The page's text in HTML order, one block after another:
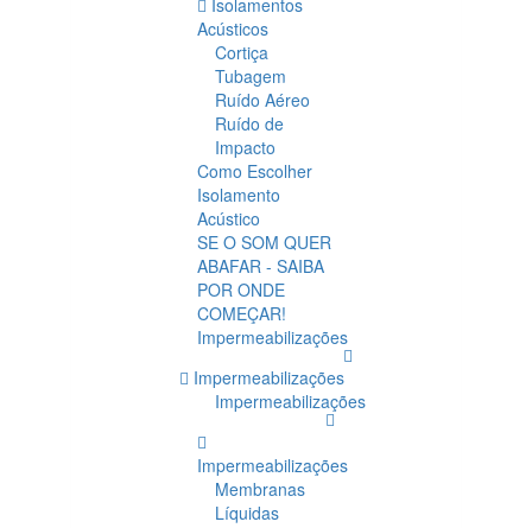
Isolamentos
Acústicos
Cortiça
Tubagem
Ruído Aéreo
Ruído de
Impacto
Como Escolher
Isolamento
Acústico
SE O SOM QUER
ABAFAR - SAIBA
POR ONDE
COMEÇAR!
Impermeabilizações
Impermeabilizações
Impermeabilizações
Impermeabilizações
Membranas
Líquidas